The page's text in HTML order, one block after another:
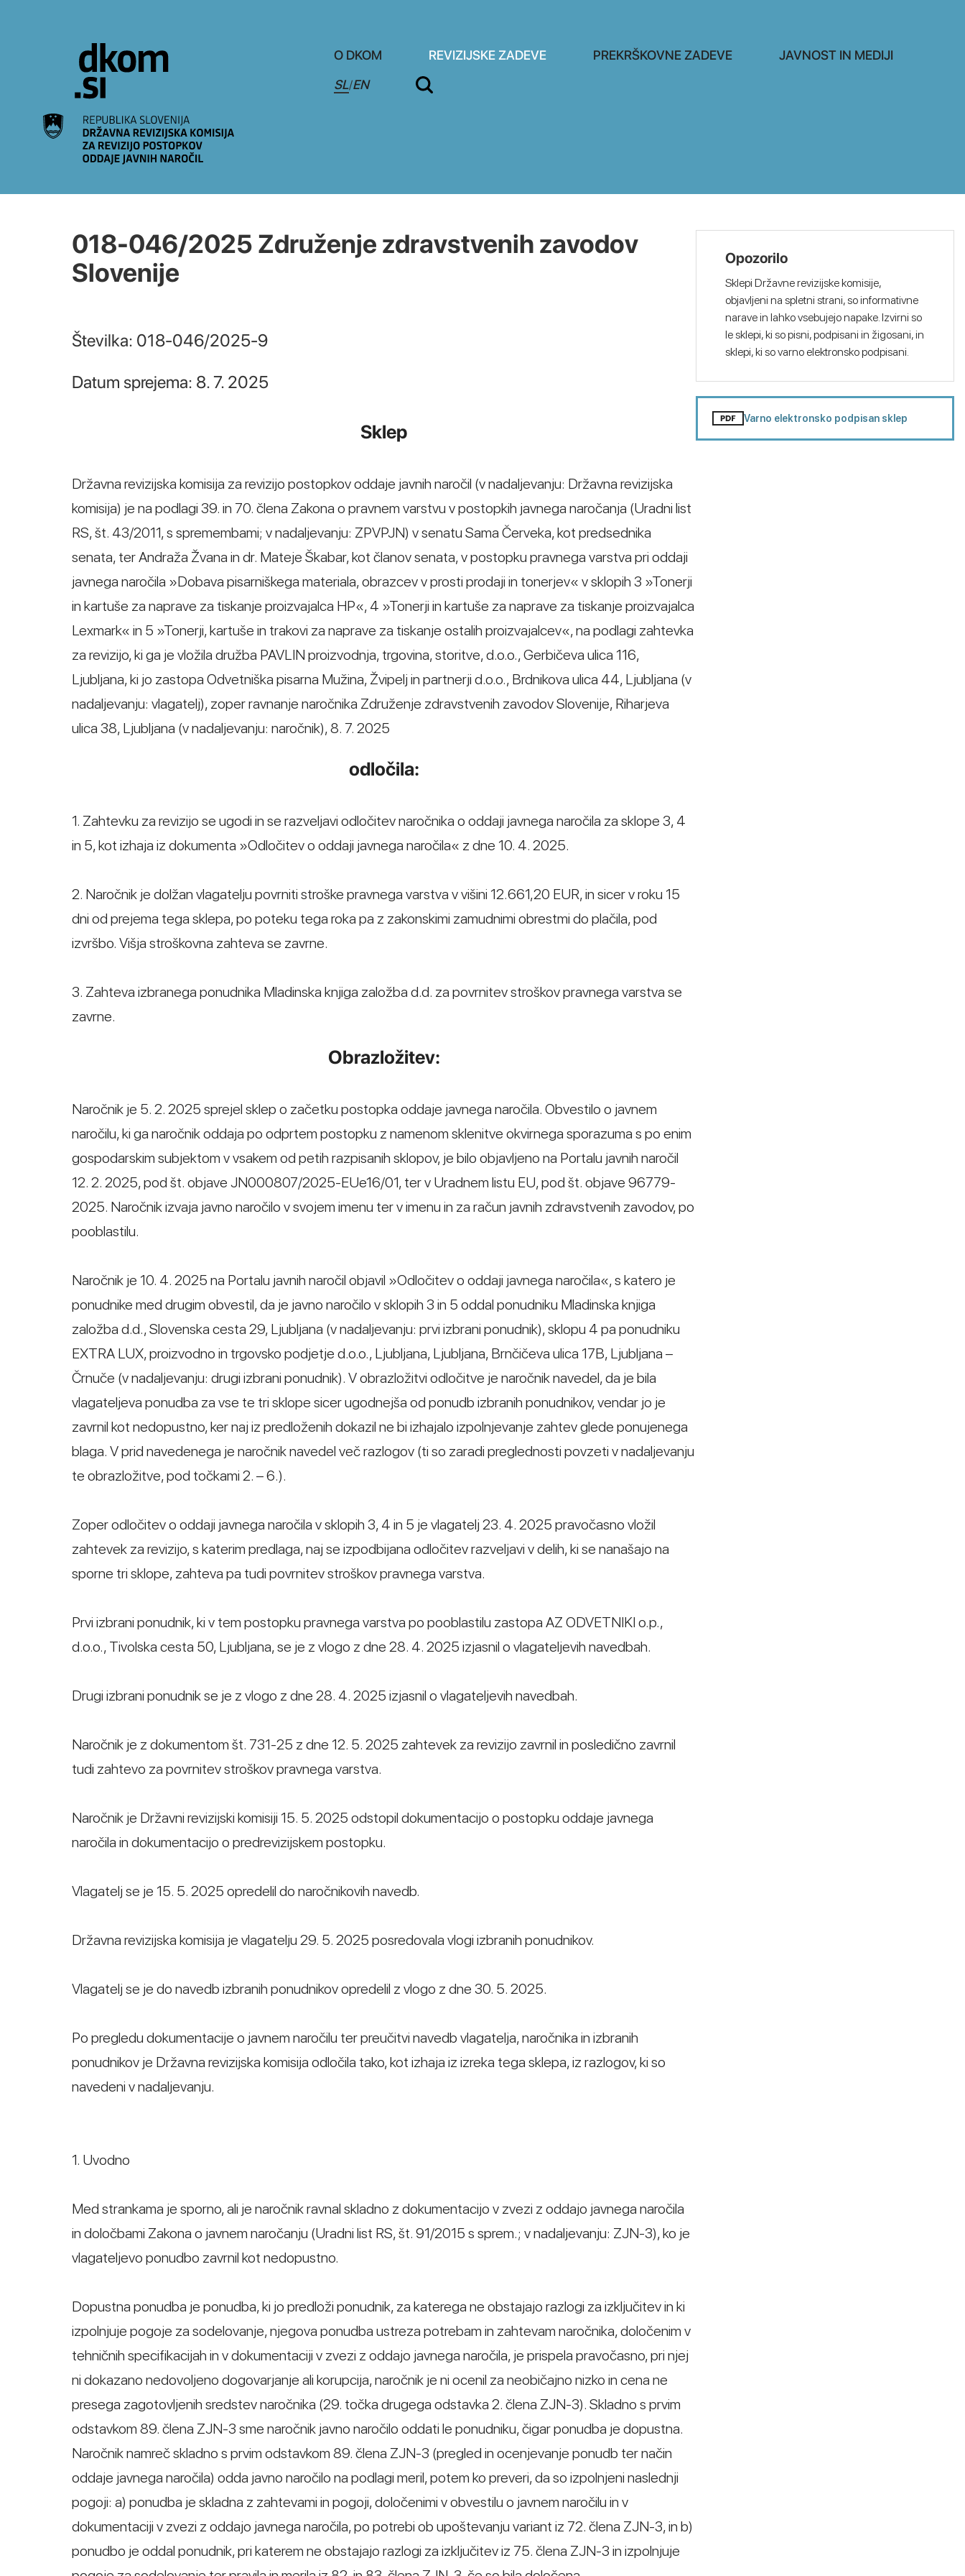
O DKOM REVIZIJSKE ZADEVE PREKRŠKOVNE ZADEVE
JAVNOST IN MEDIJI
SL/EN
018-046/2025 Združenje zdravstvenih zavodov
Slovenije
Številka: 018-046/2025-9
Datum sprejema: 8. 7. 2025
Sklep
Državna revizijska komisija za revizijo postopkov oddaje javnih naročil (v nadaljevanju: Državna revizijska
komisija) je na podlagi 39. in 70. člena Zakona o pravnem varstvu v postopkih javnega naročanja (Uradni list
RS, št. 43/2011, s spremembami; v nadaljevanju: ZPVPJN) v senatu Sama Červeka, kot predsednika
senata, ter Andraža Žvana in dr. Mateje Škabar, kot članov senata, v postopku pravnega varstva pri oddaji
javnega naročila »Dobava pisarniškega materiala, obrazcev v prosti prodaji in tonerjev« v sklopih 3 »Tonerji
in kartuše za naprave za tiskanje proizvajalca HP«, 4 »Tonerji in kartuše za naprave za tiskanje proizvajalca
Lexmark« in 5 »Tonerji, kartuše in trakovi za naprave za tiskanje ostalih proizvajalcev«, na podlagi zahtevka
za revizijo, ki ga je vložila družba PAVLIN proizvodnja, trgovina, storitve, d.o.o., Gerbičeva ulica 116,
Ljubljana, ki jo zastopa Odvetniška pisarna Mužina, Žvipelj in partnerji d.o.o., Brdnikova ulica 44, Ljubljana (v
nadaljevanju: vlagatelj), zoper ravnanje naročnika Združenje zdravstvenih zavodov Slovenije, Riharjeva
ulica 38, Ljubljana (v nadaljevanju: naročnik), 8. 7. 2025
odločila:
1. Zahtevku za revizijo se ugodi in se razveljavi odločitev naročnika o oddaji javnega naročila za sklope 3, 4
in 5, kot izhaja iz dokumenta »Odločitev o oddaji javnega naročila« z dne 10. 4. 2025.
2. Naročnik je dolžan vlagatelju povrniti stroške pravnega varstva v višini 12.661,20 EUR, in sicer v roku 15
dni od prejema tega sklepa, po poteku tega roka pa z zakonskimi zamudnimi obrestmi do plačila, pod
izvršbo. Višja stroškovna zahteva se zavrne.
3. Zahteva izbranega ponudnika Mladinska knjiga založba d.d. za povrnitev stroškov pravnega varstva se
zavrne.
Obrazložitev:
Naročnik je 5. 2. 2025 sprejel sklep o začetku postopka oddaje javnega naročila. Obvestilo o javnem
naročilu, ki ga naročnik oddaja po odprtem postopku z namenom sklenitve okvirnega sporazuma s po enim
gospodarskim subjektom v vsakem od petih razpisanih sklopov, je bilo objavljeno na Portalu javnih naročil
12. 2. 2025, pod št. objave JN000807/2025-EUe16/01, ter v Uradnem listu EU, pod št. objave 96779-
2025. Naročnik izvaja javno naročilo v svojem imenu ter v imenu in za račun javnih zdravstvenih zavodov, po
pooblastilu.
Naročnik je 10. 4. 2025 na Portalu javnih naročil objavil »Odločitev o oddaji javnega naročila«, s katero je
ponudnike med drugim obvestil, da je javno naročilo v sklopih 3 in 5 oddal ponudniku Mladinska knjiga
založba d.d., Slovenska cesta 29, Ljubljana (v nadaljevanju: prvi izbrani ponudnik), sklopu 4 pa ponudniku
EXTRA LUX, proizvodno in trgovsko podjetje d.o.o., Ljubljana, Ljubljana, Brnčičeva ulica 17B, Ljubljana –
Črnuče (v nadaljevanju: drugi izbrani ponudnik). V obrazložitvi odločitve je naročnik navedel, da je bila
vlagateljeva ponudba za vse te tri sklope sicer ugodnejša od ponudb izbranih ponudnikov, vendar jo je
zavrnil kot nedopustno, ker naj iz predloženih dokazil ne bi izhajalo izpolnjevanje zahtev glede ponujenega
blaga. V prid navedenega je naročnik navedel več razlogov (ti so zaradi preglednosti povzeti v nadaljevanju
te obrazložitve, pod točkami 2. – 6.).
Zoper odločitev o oddaji javnega naročila v sklopih 3, 4 in 5 je vlagatelj 23. 4. 2025 pravočasno vložil
zahtevek za revizijo, s katerim predlaga, naj se izpodbijana odločitev razveljavi v delih, ki se nanašajo na
sporne tri sklope, zahteva pa tudi povrnitev stroškov pravnega varstva.
Prvi izbrani ponudnik, ki v tem postopku pravnega varstva po pooblastilu zastopa AZ ODVETNIKI o.p.,
d.o.o., Tivolska cesta 50, Ljubljana, se je z vlogo z dne 28. 4. 2025 izjasnil o vlagateljevih navedbah.
Drugi izbrani ponudnik se je z vlogo z dne 28. 4. 2025 izjasnil o vlagateljevih navedbah.
Naročnik je z dokumentom št. 731-25 z dne 12. 5. 2025 zahtevek za revizijo zavrnil in posledično zavrnil
tudi zahtevo za povrnitev stroškov pravnega varstva.
Naročnik je Državni revizijski komisiji 15. 5. 2025 odstopil dokumentacijo o postopku oddaje javnega
naročila in dokumentacijo o predrevizijskem postopku.
Vlagatelj se je 15. 5. 2025 opredelil do naročnikovih navedb.
Državna revizijska komisija je vlagatelju 29. 5. 2025 posredovala vlogi izbranih ponudnikov.
Vlagatelj se je do navedb izbranih ponudnikov opredelil z vlogo z dne 30. 5. 2025.
Po pregledu dokumentacije o javnem naročilu ter preučitvi navedb vlagatelja, naročnika in izbranih
ponudnikov je Državna revizijska komisija odločila tako, kot izhaja iz izreka tega sklepa, iz razlogov, ki so
navedeni v nadaljevanju.
1. Uvodno
Med strankama je sporno, ali je naročnik ravnal skladno z dokumentacijo v zvezi z oddajo javnega naročila
in določbami Zakona o javnem naročanju (Uradni list RS, št. 91/2015 s sprem.; v nadaljevanju: ZJN-3), ko je
vlagateljevo ponudbo zavrnil kot nedopustno.
Dopustna ponudba je ponudba, ki jo predloži ponudnik, za katerega ne obstajajo razlogi za izključitev in ki
izpolnjuje pogoje za sodelovanje, njegova ponudba ustreza potrebam in zahtevam naročnika, določenim v
tehničnih specifikacijah in v dokumentaciji v zvezi z oddajo javnega naročila, je prispela pravočasno, pri njej
ni dokazano nedovoljeno dogovarjanje ali korupcija, naročnik je ni ocenil za neobičajno nizko in cena ne
presega zagotovljenih sredstev naročnika (29. točka drugega odstavka 2. člena ZJN-3). Skladno s prvim
odstavkom 89. člena ZJN-3 sme naročnik javno naročilo oddati le ponudniku, čigar ponudba je dopustna.
Naročnik namreč skladno s prvim odstavkom 89. člena ZJN-3 (pregled in ocenjevanje ponudb ter način
oddaje javnega naročila) odda javno naročilo na podlagi meril, potem ko preveri, da so izpolnjeni naslednji
pogoji: a) ponudba je skladna z zahtevami in pogoji, določenimi v obvestilu o javnem naročilu in v
dokumentaciji v zvezi z oddajo javnega naročila, po potrebi ob upoštevanju variant iz 72. člena ZJN-3, in b)
ponudbo je oddal ponudnik, pri katerem ne obstajajo razlogi za izključitev iz 75. člena ZJN-3 in izpolnjuje
Opozorilo
Sklepi Državne revizijske komisije,
objavljeni na spletni strani, so informativne
narave in lahko vsebujejo napake. Izvirni so
le sklepi, ki so pisni, podpisani in žigosani, in
sklepi, ki so varno elektronsko podpisani.
Varno elektronsko podpisan sklep